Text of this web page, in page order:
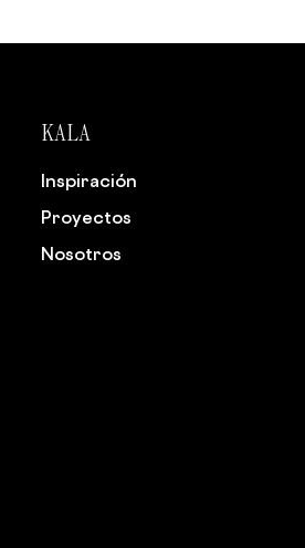
KALA
Inspiración
Proyectos
Nosotros